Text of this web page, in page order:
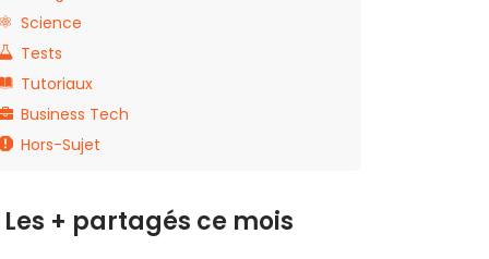
Science
Tests
Tutoriaux
Business Tech
Hors-Sujet
Les + partagés ce mois